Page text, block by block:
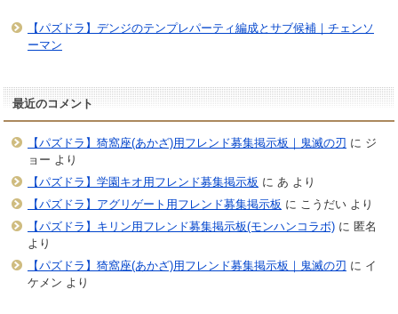
【パズドラ】デンジのテンプレパーティ編成とサブ候補｜チェンソ
ーマン
最近のコメント
【パズドラ】猗窩座(あかざ)用フレンド募集掲示板｜鬼滅の刃 に ジ
ョー より
【パズドラ】学園キオ用フレンド募集掲示板 に あ より
【パズドラ】アグリゲート用フレンド募集掲示板 に こうだいより
【パズドラ】キリン用フレンド募集掲示板(モンハンコラボ)に 匿名
より
【パズドラ】猗窩座(あかざ)用フレンド募集掲示板｜鬼滅の刃 に イ
ケメン より